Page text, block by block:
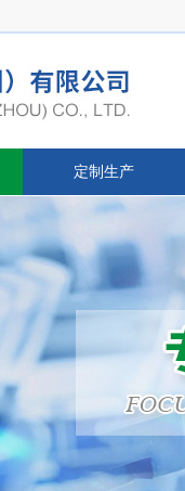
定制生产